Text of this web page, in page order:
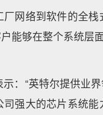
网络到软件的全
能够在整个系统层面
：“英特尔提供业
强大的芯片系统